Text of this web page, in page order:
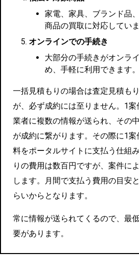
家電、家具、ブランド品
商品の買取に対応していま
オンラインでの手続き
大部分の手続きがオンラ
め、手軽に利用できます。
一括見積もりの場合は査定見積も
が、必ず成約には至りません。1
業者に複数の情報が送られ、その
が成約に繋がります。その際に1案
料をポータルサイトに支払う仕組
りの費用は数百円ですが、案件に
します。月間で支払う費用の目安
らいからとなります。
常に情報が送られてくるので、最
要があります。